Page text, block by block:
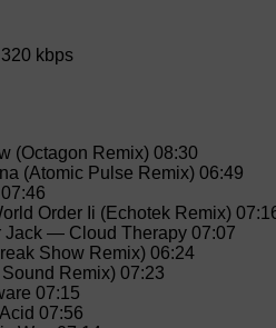
kbps
(Octagon Remix) 08:30
(Atomic Pulse Remix) 06:49
Order Ii (Echotek Remix)
Jack — Cloud Therapy 07:07
Show Remix) 06:24
Remix) 07:23
07:15
07:56